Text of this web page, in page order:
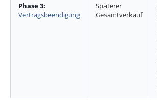
Phase 3:
Vertragsbeendigung
Späterer
Gesamtverkauf